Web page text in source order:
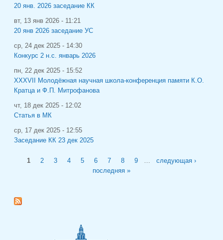
20 янв. 2026 заседание КК
вт, 13 янв 2026 - 11:21
20 янв 2026 заседание УС
ср, 24 дек 2025 - 14:30
Конкурс 2 н.с. январь 2026
пн, 22 дек 2025 - 15:52
XXXVII Молодёжная научная школа-конференция памяти К.О.
Кратца и Ф.П. Митрофанова
чт, 18 дек 2025 - 12:02
Статья в МК
ср, 17 дек 2025 - 12:55
Заседание КК 23 дек 2025
Страницы
1 2 3 4 5 6 7 8 9
следующая ›
последняя »